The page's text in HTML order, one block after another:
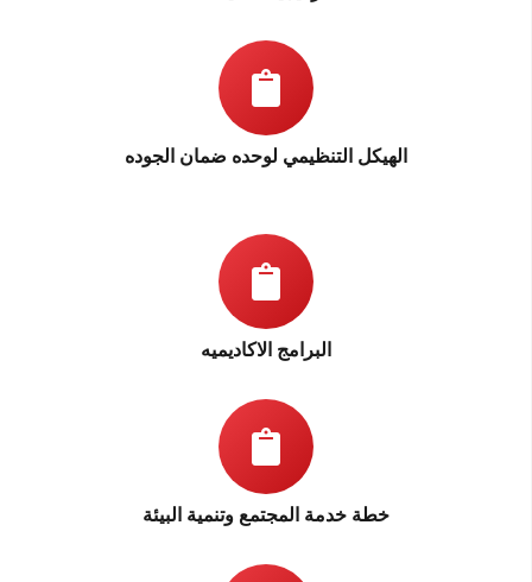
الهيكل التنظيمي لوحده ضمان الجوده
البرامج الاكاديميه
خطة خدمة المجتمع وتنمية البيئة